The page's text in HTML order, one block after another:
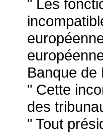
" Les
Banque de
" Cette
des
" Tout